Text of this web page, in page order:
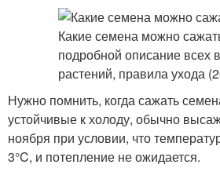
Нужно помнить, когда сажать
устойчивые к холоду, обычно
ноября при условии, что
3°C, и потепление не ожидается.